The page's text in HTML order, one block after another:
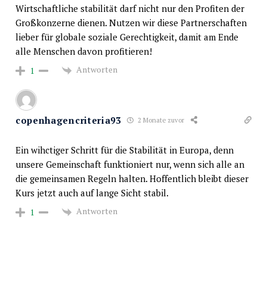
Wirtschaftliche stabilität darf nicht nur den Profiten der
Großkonzerne dienen. Nutzen wir diese Partnerschaften
lieber für globale soziale Gerechtigkeit, damit am Ende
alle Menschen davon profitieren!
1 Antworten
copenhagencriteria93 2 Monate zuvor
Ein wihctiger Schritt für die Stabilität in Europa, denn
unsere Gemeinschaft funktioniert nur, wenn sich alle an
die gemeinsamen Regeln halten. Hoffentlich bleibt dieser
Kurs jetzt auch auf lange Sicht stabil.
1 Antworten